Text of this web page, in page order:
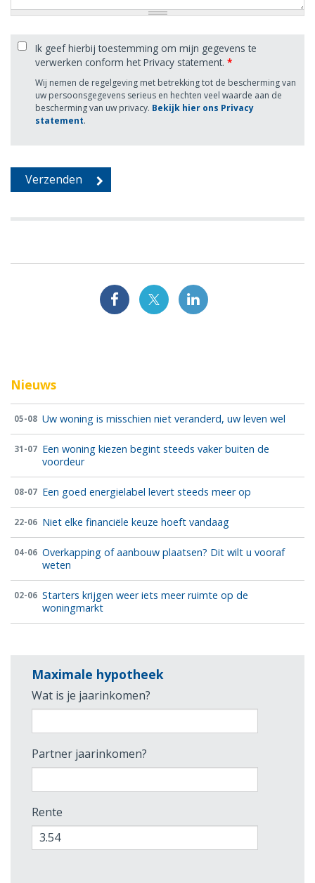
Ik geef hierbij toestemming om mijn gegevens te
verwerken conform het Privacy statement. *
Wij nemen de regelgeving met betrekking tot de bescherming van
uw persoonsgegevens serieus en hechten veel waarde aan de
bescherming van uw privacy. Bekijk hier ons Privacy
statement.
Nieuws
05-08 Uw woning is misschien niet veranderd, uw leven wel
31-07 Een woning kiezen begint steeds vaker buiten de
voordeur
08-07 Een goed energielabel levert steeds meer op
22-06 Niet elke financiële keuze hoeft vandaag
04-06 Overkapping of aanbouw plaatsen? Dit wilt u vooraf
weten
02-06 Starters krijgen weer iets meer ruimte op de
woningmarkt
Maximale hypotheek
Wat is je jaarinkomen?
Partner jaarinkomen?
Rente